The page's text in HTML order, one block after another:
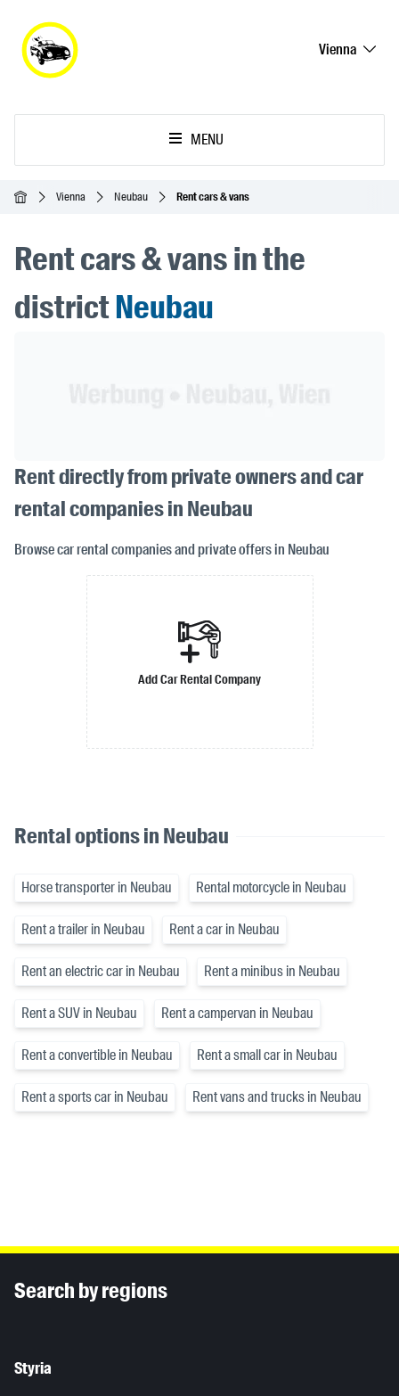
Vienna
MENU
Homepage
Vienna Neubau Rent cars & vans
Rent cars & vans in the
districtNeubau
Rent directly from private owners and car
rental companies in Neubau
Browse car rental companies and private offers in Neubau
Add Car Rental Company
Rental options in Neubau
Horse transporter in Neubau Rental motorcycle in Neubau
Rent a trailer in Neubau Rent a car in Neubau
Rent an electric car in Neubau Rent a minibus in Neubau
Rent a SUV in Neubau Rent a campervan in Neubau
Rent a convertible in Neubau Rent a small car in Neubau
Rent a sports car in Neubau Rent vans and trucks in Neubau
Search by regions
Styria